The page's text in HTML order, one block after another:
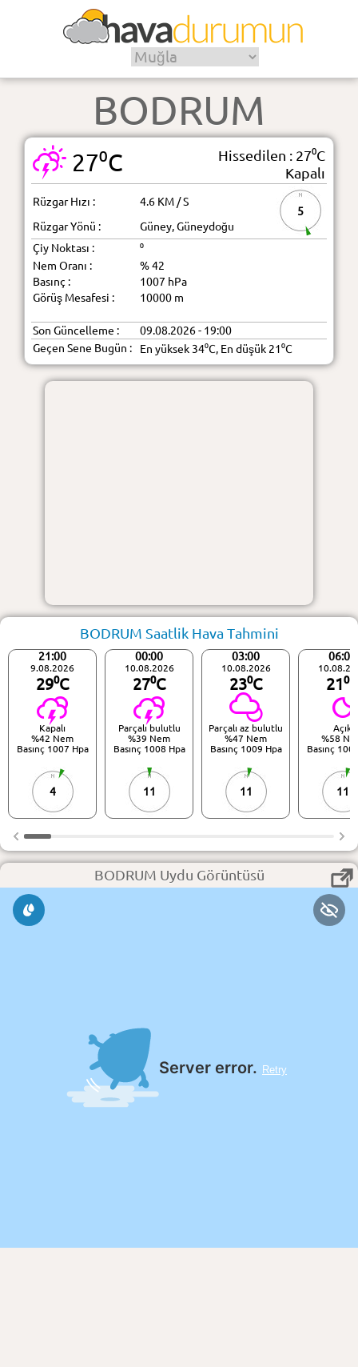
BODRUM
27⁰C
Hissedilen : 27⁰C
Kapalı
Rüzgar Hızı : 4.6 KM / S
5
Rüzgar Yönü :
Güney, Güneydoğu
Çiy Noktası :
⁰
Nem Oranı :
% 42
Basınç :
1007 hPa
Görüş Mesafesi :
10000 m
Son Güncelleme :
09.08.2026 - 19:00
Geçen Sene Bugün :
En yüksek 34⁰C, En düşük 21⁰C
BODRUM Saatlik Hava Tahmini
21:00
9.08.2026
29⁰C
Kapalı
%42 Nem
Basınç 1007 Hpa
4
00:00
10.08.2026
27⁰C
Parçalı bulutlu
%39 Nem
Basınç 1008 Hpa
11
03:00
10.08.2026
23⁰C
Parçalı az bulutlu
%47 Nem
Basınç 1009 Hpa
11
06:00
21⁰C
Açık
%58
Basınç
11
BODRUM Uydu Görüntüsü